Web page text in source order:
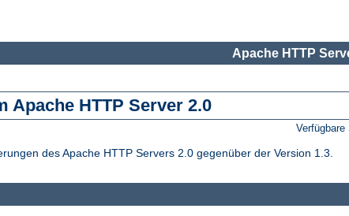
Apache HTTP
Apache HTTP Server 2.0
Verfügbare
des Apache HTTP Servers 2.0 gegenüber der Version 1.3.